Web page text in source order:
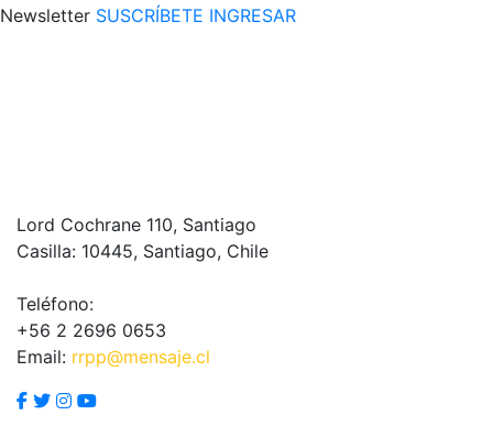
Newsletter SUSCRÍBETE INGRESAR
Lord Cochrane 110, Santiago
Casilla: 10445, Santiago, Chile
Teléfono:
+56 2 2696 0653
Email: rrpp@mensaje.cl